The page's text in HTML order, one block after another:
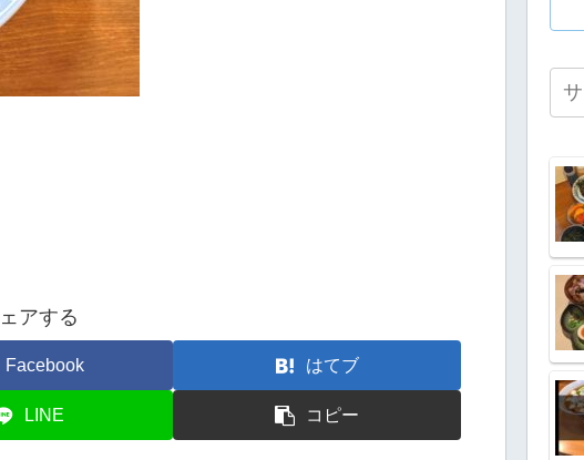
アする
Facebook はてブ
LINE コピー